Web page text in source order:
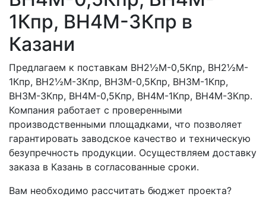
1Кпр, ВН4M-3Кпр в
Казани
Предлагаем к поставкам ВН2½M-0,5Кпр, ВН2½M-
1Кпр, ВН2½M-3Кпр, ВН3M-0,5Кпр, ВН3M-1Кпр,
ВН3M-3Кпр, ВН4M-0,5Кпр, ВН4M-1Кпр, ВН4M-3Кпр.
Компания работает с проверенными
производственными площадками, что позволяет
гарантировать заводское качество и техническую
безупречность продукции. Осуществляем доставку
заказа в Казань в согласованные сроки.
Вам необходимо рассчитать бюджет проекта?